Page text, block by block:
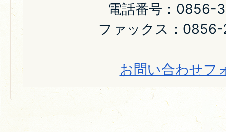
電話番号：0856-
ファックス：
お問い合わせフ